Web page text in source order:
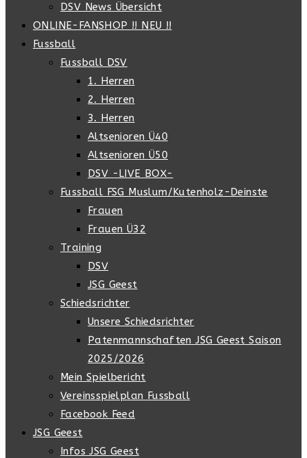
DSV News Übersicht
ONLINE-FANSHOP !! NEU !!
Fussball
Fussball DSV
1. Herren
2. Herren
3. Herren
Altsenioren Ü40
Altsenioren Ü50
DSV -LIVE BOX-
Fussball FSG Muslum/Kutenholz-Deinste
Frauen
Frauen Ü32
Training
DSV
JSG Geest
Schiedsrichter
Unsere Schiedsrichter
Patenmannschaften JSG Geest Saison
2025/2026
Mein Spielbericht
Vereinsspielplan Fussball
Facebook Feed
JSG Geest
Infos JSG Geest